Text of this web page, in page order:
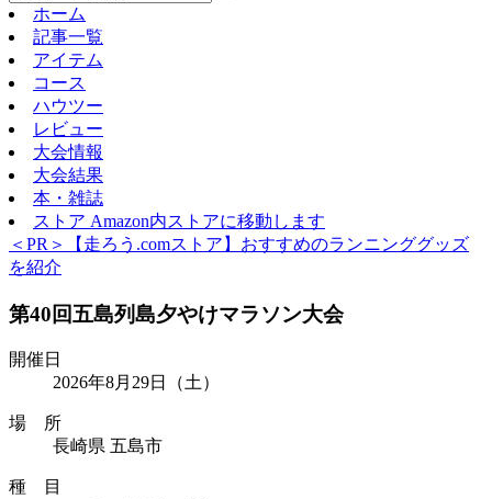
ホーム
記事一覧
アイテム
コース
ハウツー
レビュー
大会情報
大会結果
本・雑誌
ストア Amazon内ストアに移動します
＜PR＞【走ろう.comストア】おすすめのランニンググッズ
を紹介
第40回五島列島夕やけマラソン大会
開催日
2026年8月29日
（土）
場 所
長崎県 五島市
種 目